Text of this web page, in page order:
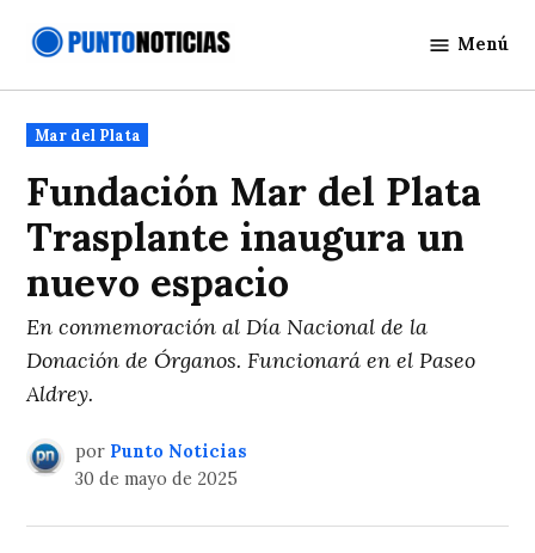
Noticias
Menú
Publicado
en
Mar del Plata
Fundación Mar del Plata
Trasplante inaugura un
nuevo espacio
En conmemoración al Día Nacional de la
Donación de Órganos. Funcionará en el Paseo
Aldrey.
por Punto Noticias
30 de mayo de 2025